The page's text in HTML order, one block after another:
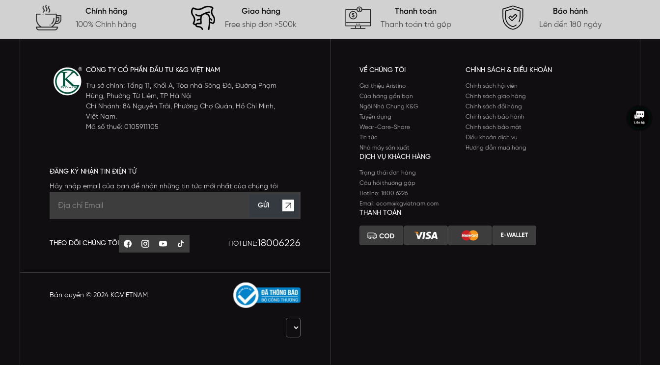
Chính hãng
100% Chính hãng
Giao hàng
Free ship đơn >500k
Thanh toán
Thanh toán trả góp
Bảo hành
Lên đến 180 ngày
CÔNG TY CỔ PHẦN ĐẦU TƯ K&G VIỆT NAM
Trụ sở chính: Tầng 11, Khối A, Tòa nhà Sông Đà, Đường Phạm
Hùng, Phường Từ Liêm, TP Hà Nội
Chi Nhánh: 84 Nguyễn Trãi, Phường Chợ Quán, Hồ Chí Minh,
Việt Nam.
Mã số thuế: 0105911105
ĐĂNG KÝ NHẬN TIN ĐIỆN TỬ
Hãy nhập email của bạn để nhận những tin tức mới nhất của chúng tôi
GỬI
THEO DÕI CHÚNG TÔI HOTLINE:18006226
VỀ CHÚNG TÔI
Giới thiệu Aristino
Cửa hàng gần bạn
Ngôi Nhà Chung K&G
Tuyển dụng
Wear-Care-Share
Tin tức
Nhà máy sản xuất
CHÍNH SÁCH & ĐIỀU KHOẢN
Chính sách hội viên
Chính sách giao hàng
Chính sách đổi hàng
Chính sách bảo hành
Chính sách bảo mật
Điều khoản dịch vụ
Hướng dẫn mua hàng
DỊCH VỤ KHÁCH HÀNG
Trạng thái đơn hàng
Câu hỏi thường gặp
Hotline: 1800 6226
Email: ecom@kgvietnam.com
THANH TOÁN
Bản quyền © 2024 KGVIETNAM